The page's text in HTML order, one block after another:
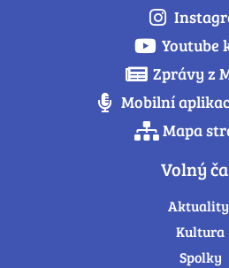
Youtube
Zprávy z
Mobilní
Mapa
Volný
Aktuality
Kultura
Spolky